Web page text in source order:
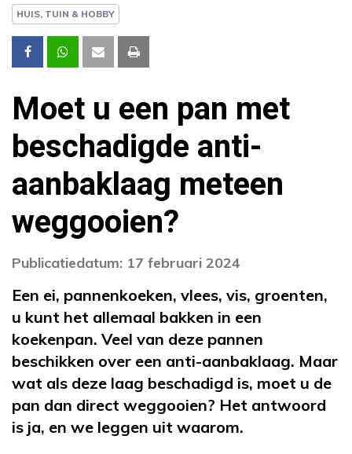
HUIS, TUIN & HOBBY
Moet u een pan met
beschadigde anti-
aanbaklaag meteen
weggooien?
Publicatiedatum: 17 februari 2024
Een ei, pannenkoeken, vlees, vis, groenten,
u kunt het allemaal bakken in een
koekenpan. Veel van deze pannen
beschikken over een anti-aanbaklaag. Maar
wat als deze laag beschadigd is, moet u de
pan dan direct weggooien? Het antwoord
is ja, en we leggen uit waarom.